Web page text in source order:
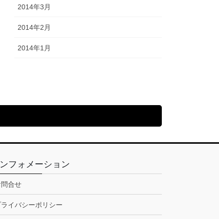
2014年3月
2014年2月
2014年1月
フォメーション
合せ
イバシーポリシー